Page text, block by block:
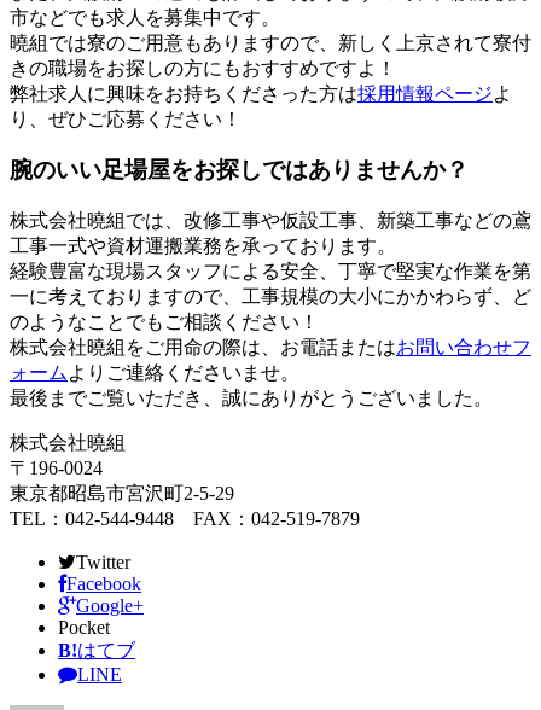
市などでも求人を募集中です。
曉組では寮のご用意もありますので、新しく上京されて寮付
きの職場をお探しの方にもおすすめですよ！
弊社求人に興味をお持ちくださった方は採用情報ページよ
り、ぜひご応募ください！
腕のいい足場屋をお探しではありませんか？
株式会社曉組では、改修工事や仮設工事、新築工事などの鳶
工事一式や資材運搬業務を承っております。
経験豊富な現場スタッフによる安全、丁寧で堅実な作業を第
一に考えておりますので、工事規模の大小にかかわらず、ど
のようなことでもご相談ください！
株式会社曉組をご用命の際は、お電話またはお問い合わせフ
ォーム よりご連絡くださいませ。
最後までご覧いただき、誠にありがとうございました。
株式会社曉組
〒196-0024
東京都昭島市宮沢町2-5-29
TEL：042-544-9448 FAX：042-519-7879
Twitter
Facebook
Google+
Pocket
B!はてブ
LINE